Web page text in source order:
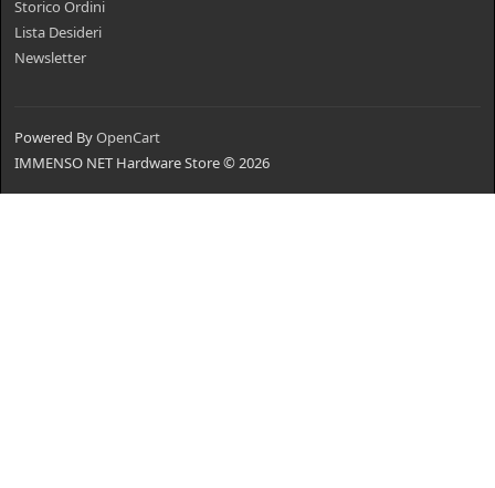
Storico Ordini
Lista Desideri
Newsletter
Powered ByOpenCart
IMMENSO NET Hardware Store © 2026